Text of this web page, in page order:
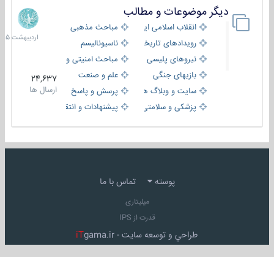
دیگر موضوعات و مطالب
انقلاب اسلامی ایران
مباحث مذهبی
رویدادهای تاریخی و مذهبیناسیونالیسم
نیروهای پلیسی
مباحث امنیتی و اطلاعاتی
بازیهای جنگی
علم و صنعت
سایت و وبلاگ ها
پرسش و پاسخ
پزشکی و سلامتی
پیشنهادات و انتقادات
24,637
ارسال ها
8
1405
پوسته تماس با ما
میلیتاری
قدرت از IPS
طراحي و توسعه سايت - iTgama.ir